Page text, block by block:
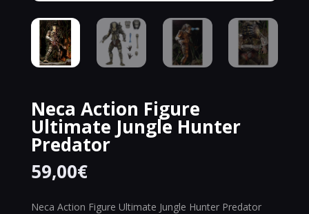
Neca Action Figure
Ultimate Jungle Hunter
Predator
59,00€
Neca Action Figure Ultimate Jungle Hunter Predator